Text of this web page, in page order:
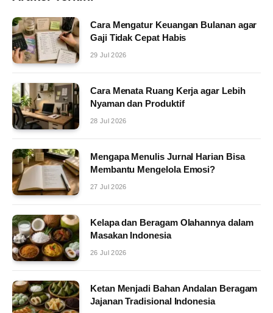
Cara Mengatur Keuangan Bulanan agar
Gaji Tidak Cepat Habis
29 Jul 2026
Cara Menata Ruang Kerja agar Lebih
Nyaman dan Produktif
28 Jul 2026
Mengapa Menulis Jurnal Harian Bisa
Membantu Mengelola Emosi?
27 Jul 2026
Kelapa dan Beragam Olahannya dalam
Masakan Indonesia
26 Jul 2026
Ketan Menjadi Bahan Andalan Beragam
Jajanan Tradisional Indonesia